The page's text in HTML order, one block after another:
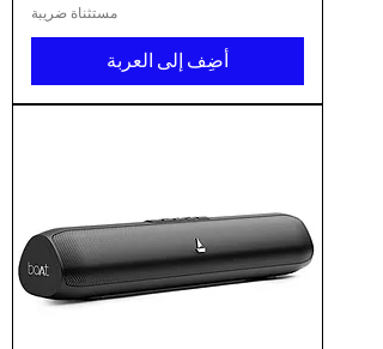
مستثناة ضريبة
أضِف إلى العربة